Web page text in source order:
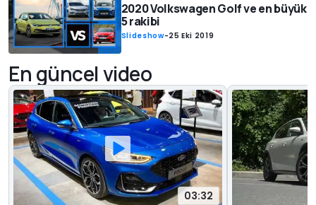
2020 Volkswagen Golf ve en büyük
5 rakibi
Slideshow-25 Eki 2019
En güncel video
03:32